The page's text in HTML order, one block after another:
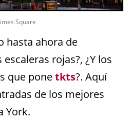
Square
hasta ahora de
escaleras rojas?, ¿Y los
que ponetkts?. Aquí
de los mejores
York.